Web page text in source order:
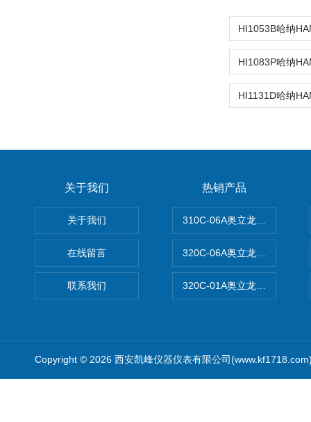
关于我们
关于我们
在线留言
联系我们
热销产品
310C-06A奥立龙实验室台式
320C-06A奥立龙实验室便携
320C-01A奥立龙实验室便携
Copyright © 2026 西安凯峰仪器仪表有限公司